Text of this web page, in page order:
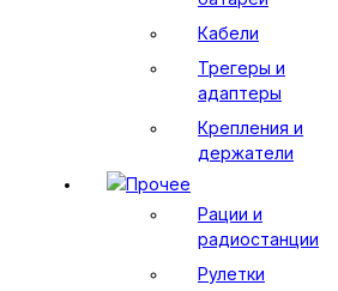
Кабели
Трегеры и
адаптеры
Крепления и
держатели
Прочее
Рации и
радиостанции
Рулетки